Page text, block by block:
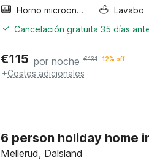
Horno microondas
Lavabo
Cancelación gratuita 35 días
€115 por noche €131 12% off
+Costes adicionales
6 person holiday home
Mellerud, Dalsland